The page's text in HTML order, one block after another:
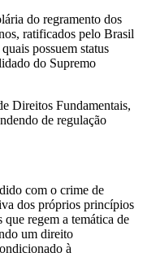
do regramento dos
ratificados pelo Brasil
possuem status
do Supremo
Direitos Fundamentais,
de regulação
com o crime de
dos próprios princípios
regem a temática de
um direito
à